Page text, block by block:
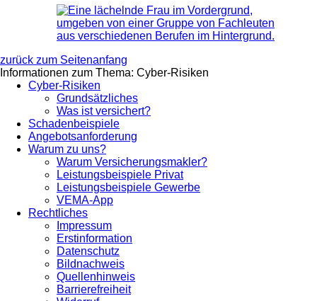
zurück zum Seitenanfang
Informationen zum Thema: Cyber-Risiken
Cyber-Risiken
Grundsätzliches
Was ist versichert?
Schadenbeispiele
Angebotsanforderung
Warum zu uns?
Warum Versicherungsmakler?
Leistungsbeispiele Privat
Leistungsbeispiele Gewerbe
VEMA-App
Rechtliches
Impressum
Erstinformation
Datenschutz
Bildnachweis
Quellenhinweis
Barrierefreiheit